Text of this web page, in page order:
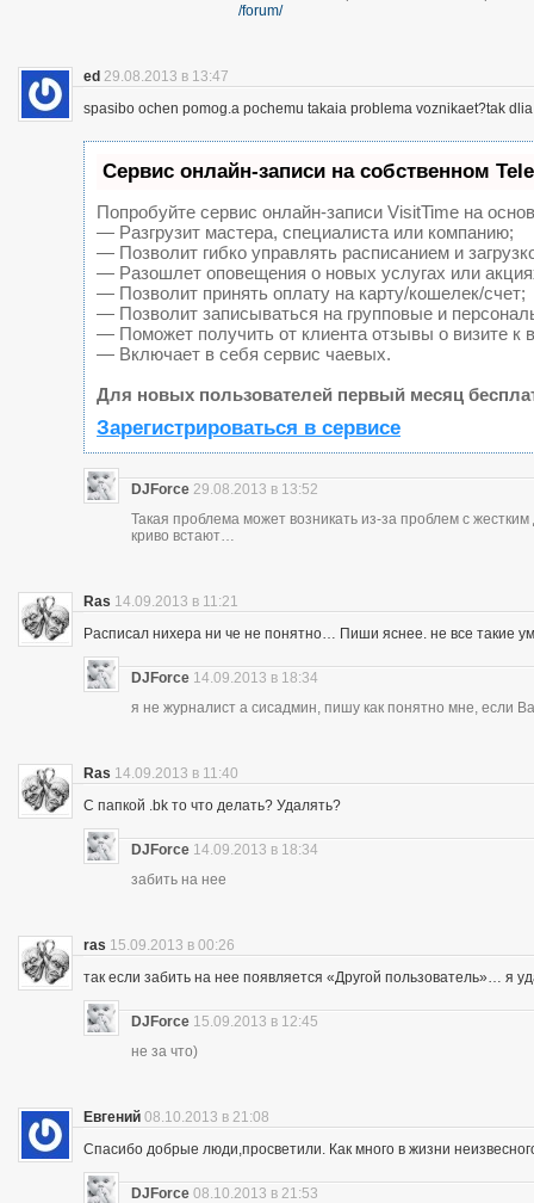
/forum/
ed 29.08.2013 в 13:47
spasibo ochen pomog.a pochemu takaia problema voznikaet?tak
Сервис онлайн-записи на собственном
Попробуйте сервис онлайн-записи VisitTime на
— Разгрузит мастера, специалиста или компанию;
— Позволит гибко управлять расписанием и
— Разошлет оповещения о новых услугах или
— Позволит принять оплату на карту/кошелек/счет;
— Позволит записываться на групповые и
— Поможет получить от клиента отзывы о визите к
— Включает в себя сервис чаевых.
Для новых пользователей первый месяц
Зарегистрироваться в сервисе
DJForce 29.08.2013 в 13:52
Такая проблема может возникать из-за проблем с
криво встают…
Ras 14.09.2013 в 11:21
Расписал нихера ни че не понятно… Пиши яснее. не все такие
DJForce 14.09.2013 в 18:34
я не журналист а сисадмин, пишу как понятно мне, если
Ras 14.09.2013 в 11:40
С папкой .bk то что делать? Удалять?
DJForce 14.09.2013 в 18:34
забить на нее
ras 15.09.2013 в 00:26
так если забить на нее появляется «Другой пользователь»… я
DJForce 15.09.2013 в 12:45
не за что)
Евгений 08.10.2013 в 21:08
Спасибо добрые люди,просветили. Как много в жизни
DJForce 08.10.2013 в 21:53